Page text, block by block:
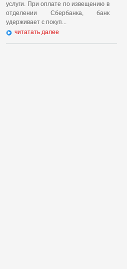
услуги. При оплате по извещению в
отделении Сбербанка, банк
удерживает с покуп...
читатать далее